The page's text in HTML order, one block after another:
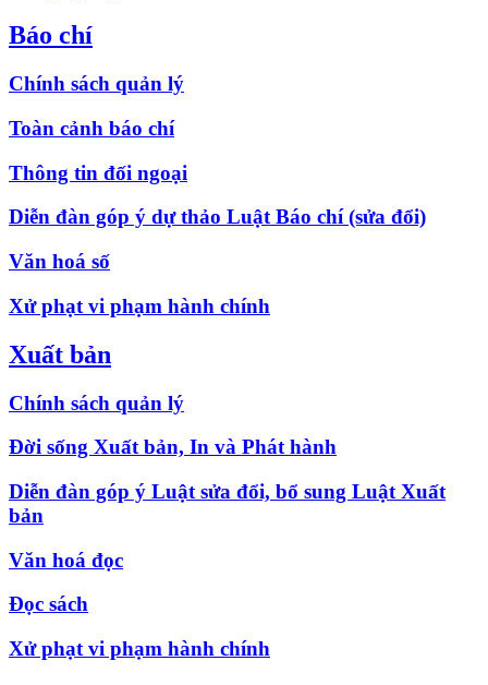
Báo chí
Chính sách quản lý
Toàn cảnh báo chí
Thông tin đối ngoại
Diễn đàn góp ý dự thảo Luật Báo chí (sửa đổi)
Văn hoá số
Xử phạt vi phạm hành chính
Xuất bản
Chính sách quản lý
Đời sống Xuất bản, In và Phát hành
Diễn đàn góp ý Luật sửa đổi, bổ sung Luật Xuất
bản
Văn hoá đọc
Đọc sách
Xử phạt vi phạm hành chính